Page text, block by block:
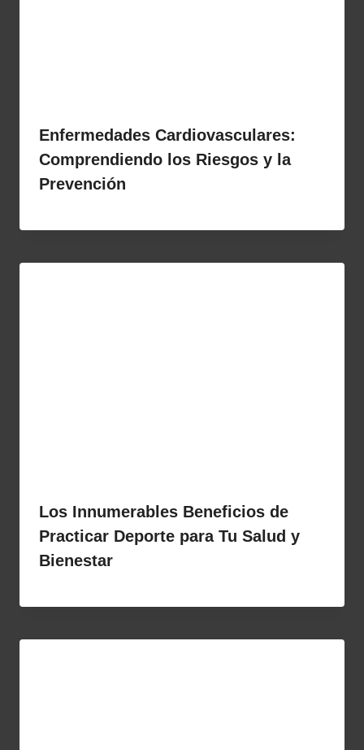
Enfermedades Cardiovasculares:
Comprendiendo los Riesgos y la
Prevención
Los Innumerables Beneficios de
Practicar Deporte para Tu Salud y
Bienestar